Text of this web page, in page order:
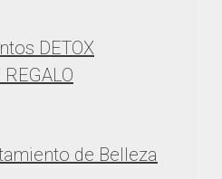
DETOX
de Belleza